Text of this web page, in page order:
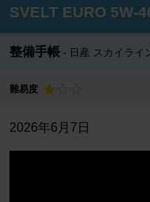
SVELT EURO 5W-
整備手帳 日産 スカイライ
難易度
2026年6月7日